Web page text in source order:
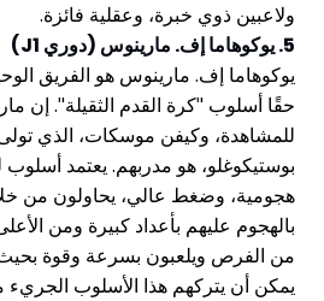
ولاعبين ذوي خبرة، وعقلية فائزة.
5. يوكوهاما إف. مارينوس (دوري J1)
يوكوهاما إف. مارينوس هو الفريق
حقًا أسلوب "كرة القدم الثقيلة". إن
للمشاهدة، وكيفن موسكات، الذي
بوستيكوغلو، هو مدربهم. يعتمد
هجومية، وضغط عالي، يحاولون من
بالهجوم عليهم بأعداد كبيرة ومن
من الفرص ويلعبون بسرعة وقوة
يمكن أن يتركهم هذا الأسلوب